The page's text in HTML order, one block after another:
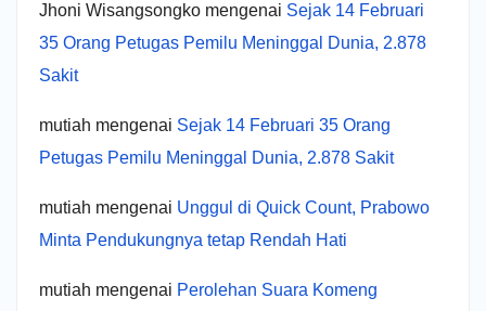
Jhoni Wisangsongko mengenai Sejak 14 Februari
35 Orang Petugas Pemilu Meninggal Dunia, 2.878
Sakit
mutiah mengenai Sejak 14 Februari 35 Orang
Petugas Pemilu Meninggal Dunia, 2.878 Sakit
mutiah mengenai Unggul di Quick Count, Prabowo
Minta Pendukungnya tetap Rendah Hati
mutiah mengenai Perolehan Suara Komeng